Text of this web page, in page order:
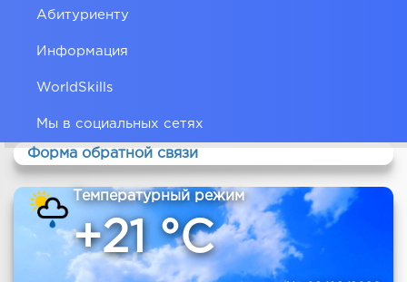
Абитуриенту
Информация
WorldSkills
Мы в социальных сетях
Форма обратной связи
Температурный режим
+21 °C